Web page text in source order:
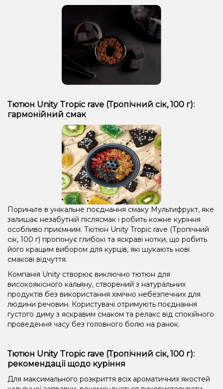
Тютюн Unity Tropic rave (Тропічний сік, 100 г):
гармонійний смак
Пориньте в унікальне поєднання смаку Мультифрукт, яке
залишає незабутній післясмак і робить кожне куріння
особливо приємним. Тютюн Unity Tropic rave (Тропічний
сік, 100 г) пропонує глибокі та яскраві нотки, що робить
його кращим вибором для курців, які шукають нові
смакові відчуття.
Компанія Unity створює виключно тютюн для
високоякісного кальяну, створений з натуральних
продуктів без використання хімічно небезпечних для
людини речовин. Користувачі отримують поєднання
густого диму з яскравим смаком та релакс від спокійного
проведення часу без головного болю на ранок.
Тютюн Unity Tropic rave (Тропічний сік, 100 г):
рекомендації щодо куріння
Для максимального розкриття всіх ароматичних якостей